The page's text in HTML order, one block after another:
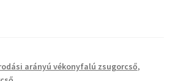
arányú vékonyfalú zsugorcső,